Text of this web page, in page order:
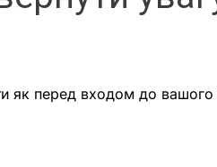
як перед входом до вашого